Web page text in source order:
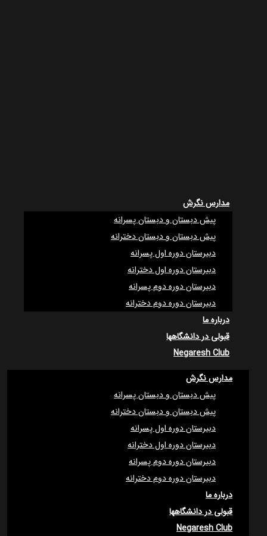
مدارس نگرش
پیش دبستان و دبستان پسرانه
پیش دبستان و دبستان دخترانه
دبیرستان دوره اول پسرانه
دبیرستان دوره اول دخترانه
دبیرستان دوره دوم پسرانه
دبیرستان دوره دوم دخترانه
درباره ما
قبولی در دانشگاهها
Negaresh Club
مدارس نگرش
پیش دبستان و دبستان پسرانه
پیش دبستان و دبستان دخترانه
دبیرستان دوره اول پسرانه
دبیرستان دوره اول دخترانه
دبیرستان دوره دوم پسرانه
دبیرستان دوره دوم دخترانه
درباره ما
قبولی در دانشگاهها
Negaresh Club